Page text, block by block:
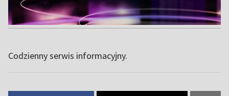
Codzienny serwis informacyjny.